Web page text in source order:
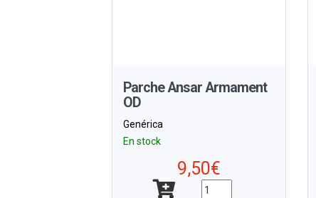
Parche Ansar Armament
OD
Genérica
En stock
9,50€